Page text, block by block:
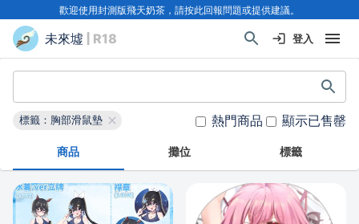
歡迎使用封測版飛天奶茶，請按此回報問題或提供建議。
未來墟 | R18 登入
標籤：胸部滑鼠墊 熱門商品 顯示已售罄
商品 攤位 標籤